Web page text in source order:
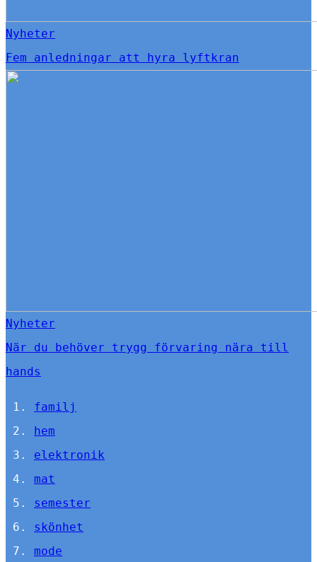
Nyheter
Fem anledningar att hyra lyftkran
Nyheter
När du behöver trygg förvaring nära till
hands
familj
hem
elektronik
mat
semester
skönhet
mode